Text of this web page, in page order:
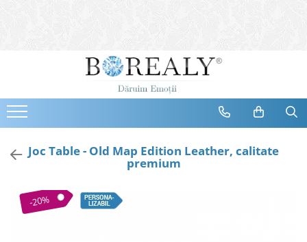
Bijuterii
Cercei
Bratari
Coliere
Tiare
Joc Table - Old Map Edition Leather, calitate
premium
-20%